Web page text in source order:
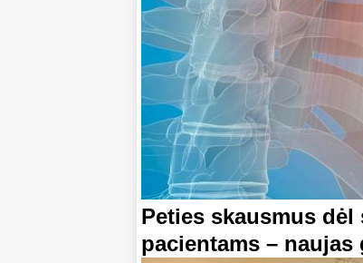
Peties skausmus
pacientams –